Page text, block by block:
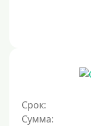
Срок:
Сумма: